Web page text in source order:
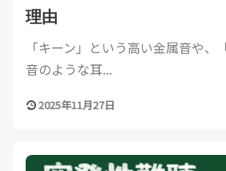
理由
「キーン」という高い金属音や
音のような耳...
2025年11月27日